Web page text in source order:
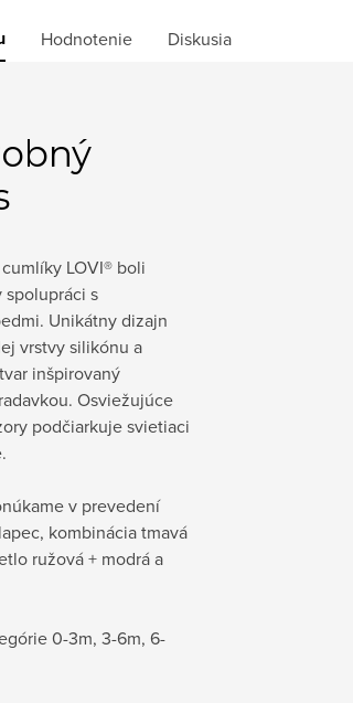
Hodnotenie Diskusia
LOVI® boli
s
Unikátny dizajn
vrstvy silikónu a
inšpirovaný
Osviežujúce
podčiarkuje svietiaci
v prevedení
kombinácia tmavá
ružová + modrá a
0-3m, 3-6m, 6-